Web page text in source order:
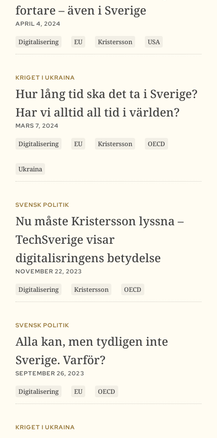
fortare – även i Sverige
APRIL 4, 2024
Digitalisering EU Kristersson USA
KRIGET I UKRAINA
Hur lång tid ska det ta i Sverige?
Har vi alltid all tid i världen?
MARS 7, 2024
Digitalisering EU Kristersson OECD
Ukraina
SVENSK POLITIK
Nu måste Kristersson lyssna –
TechSverige visar
digitalisringens betydelse
NOVEMBER 22, 2023
Digitalisering Kristersson OECD
SVENSK POLITIK
Alla kan, men tydligen inte
Sverige. Varför?
SEPTEMBER 26, 2023
Digitalisering EU OECD
KRIGET I UKRAINA